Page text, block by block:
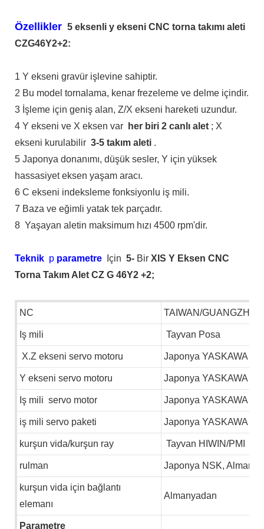
Özellikler 5 eksenli y ekseni CNC torna takımı aleti
CZG46Y2+2:
1 Y ekseni gravür işlevine sahiptir.
2 Bu model tornalama, kenar frezeleme ve delme içindir.
3 İşleme için geniş alan, Z/X ekseni hareketi uzundur.
4 Y ekseni ve X eksen var
her biri 2 canlı alet ; X
ekseni kurulabilir 3-5 takım aleti .
5 Japonya donanımı, düşük sesler, Y için yüksek
hassasiyet eksen yaşam aracı.
6 C ekseni indeksleme fonksiyonlu iş mili.
7 Baza ve eğimli yatak tek parçadır.
8 Yaşayan aletin maksimum hızı 4500 rpm'dir.
Teknik p parametre Için 5- Bir XIS Y Eksen CNC
Torna Takım Alet CZ G 46Y2 +2;
NC TAIWAN/GUANGZHOU
Iş mili Tayvan Posa
X.Z ekseni servo motoru Japonya YASKAWA
Y ekseni servo motoru Japonya YASKAWA
Iş mili servo motor Japonya YASKAWA
iş mili servo paketi Japonya YASKAWA
kurşun vida/kurşun ray Tayvan HIWIN/PMI
rulman Japonya NSK,
kurşun vida için bağlantı
elemanı
Almanyadan
Parametre